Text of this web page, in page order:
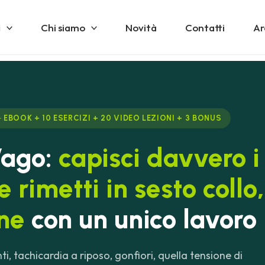
Chi siamo Novità Contatti
EBOOK + 10 ESERCIZI + 20 VIDEO LEZIONI + 3 BONUS
capisci davvero
rimetti in sesto
con un unico
tachicardia a riposo, gonfiori, quella tensione di